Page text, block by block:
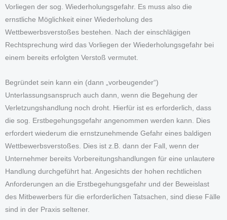
Vorliegen der sog. Wiederholungsgefahr. Es muss also die
ernstliche Möglichkeit einer Wiederholung des
Wettbewerbsverstoßes bestehen. Nach der einschlägigen
Rechtsprechung wird das Vorliegen der Wiederholungsgefahr bei
einem bereits erfolgten Verstoß vermutet.
Begründet sein kann ein (dann „vorbeugender“)
Unterlassungsanspruch auch dann, wenn die Begehung der
Verletzungshandlung noch droht. Hierfür ist es erforderlich, dass
die sog. Erstbegehungsgefahr angenommen werden kann. Dies
erfordert wiederum die ernstzunehmende Gefahr eines baldigen
Wettbewerbsverstoßes. Dies ist z.B. dann der Fall, wenn der
Unternehmer bereits Vorbereitungshandlungen für eine unlautere
Handlung durchgeführt hat. Angesichts der hohen rechtlichen
Anforderungen an die Erstbegehungsgefahr und der Beweislast
des Mitbewerbers für die erforderlichen Tatsachen, sind diese Fälle
sind in der Praxis seltener.